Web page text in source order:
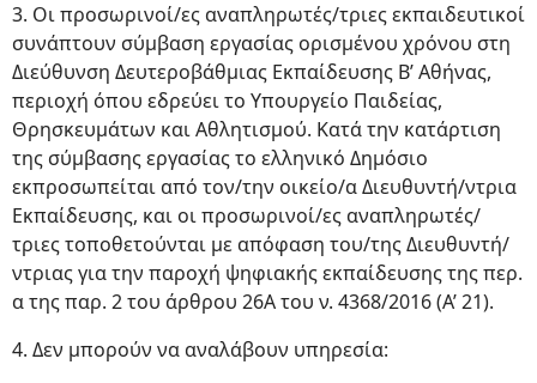
3. Οι προσωρινοί/ες αναπληρωτές/τριες εκπαιδευτικοί
συνάπτουν σύμβαση εργασίας ορισμένου χρόνου στη
Διεύθυνση Δευτεροβάθμιας Εκπαίδευσης Β’ Αθήνας,
περιοχή όπου εδρεύει το Υπουργείο Παιδείας,
Θρησκευμάτων και Αθλητισμού. Κατά την κατάρτιση
της σύμβασης εργασίας το ελληνικό Δημόσιο
εκπροσωπείται από τον/την οικείο/α Διευθυντή/ντρια
Εκπαίδευσης, και οι προσωρινοί/ες αναπληρωτές/
τριες τοποθετούνται με απόφαση του/της Διευθυντή/
ντριας για την παροχή ψηφιακής εκπαίδευσης της περ.
α της παρ. 2 του άρθρου 26Α του ν. 4368/2016 (Α’ 21).
4. Δεν μπορούν να αναλάβουν υπηρεσία: